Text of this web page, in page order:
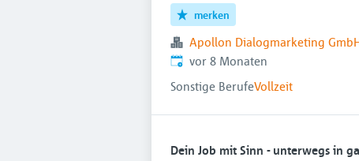
merken
Apollon Dialogmarketing
Veröffentlicht:
vor 8 Monaten
Sonstige BerufeVollzeit
Dein Job mit Sinn - unterwegs in